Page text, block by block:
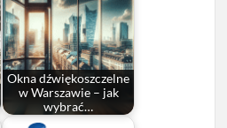
Okna dźwiękoszczelne
w Warszawie – jak
wybrać…